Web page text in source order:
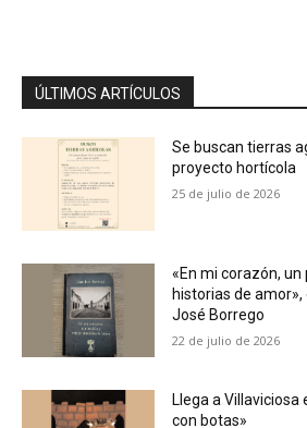
ÚLTIMOS ARTÍCULOS
Se buscan tierras
proyecto hortícola
25 de julio de 2026
«En mi corazón, un
historias de
José Borrego
22 de julio de 2026
Llega a Villaviciosa
con botas»